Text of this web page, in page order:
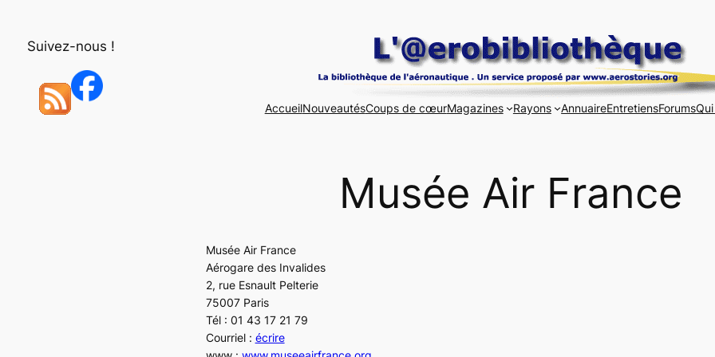
Suivez-nous !
AccueilNouveautésCoups de cœurMagazines Rayons AnnuaireEntretiensForums
Musée Air France
Musée Air France
Aérogare des Invalides
2, rue Esnault Pelterie
75007 Paris
Tél : 01 43 17 21 79
Courriel : écrire